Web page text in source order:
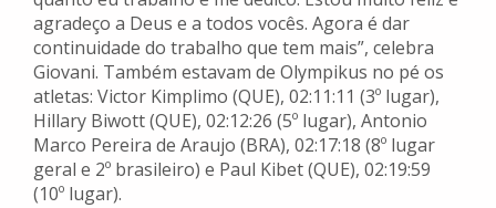
agradeço a Deus e a todos vocês. Agora é dar
continuidade do trabalho que tem mais”, celebra
Giovani. Também estavam de Olympikus no pé os
atletas: Victor Kimplimo (QUE), 02:11:11 (3º lugar),
Hillary Biwott (QUE), 02:12:26 (5º lugar), Antonio
Marco Pereira de Araujo (BRA), 02:17:18 (8º lugar
geral e 2º brasileiro) e Paul Kibet (QUE), 02:19:59
(10º lugar).